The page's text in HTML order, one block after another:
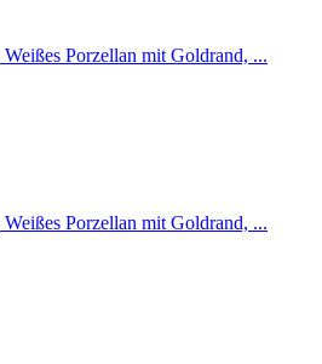
Porzellan mit Goldrand, ...
Porzellan mit Goldrand, ...